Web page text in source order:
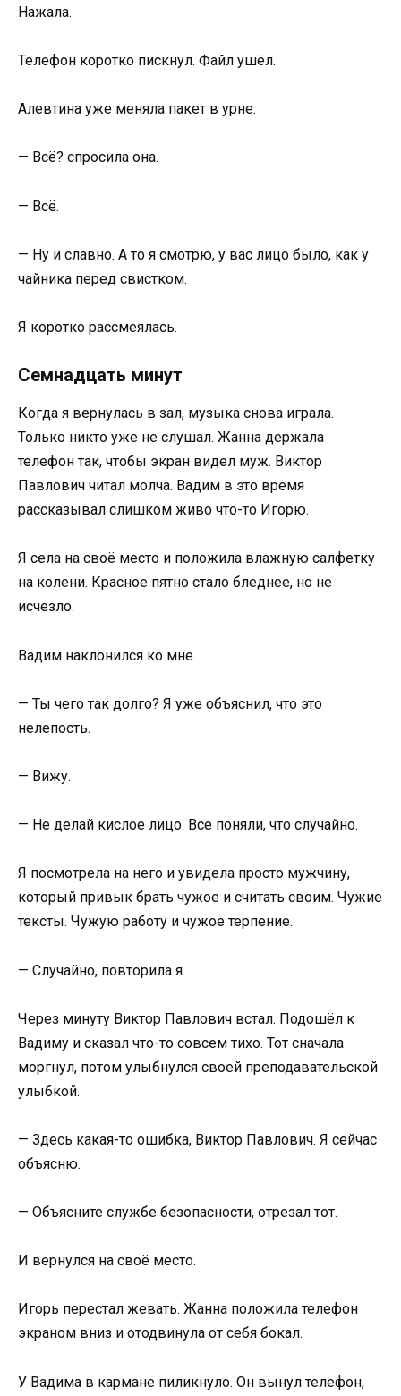
Нажала.
Телефон коротко пискнул. Файл ушёл.
Алевтина уже меняла пакет в урне.
— Всё? спросила она.
— Всё.
— Ну и славно. А то я смотрю, у вас лицо было, как у
чайника перед свистком.
Я коротко рассмеялась.
Семнадцать минут
Когда я вернулась в зал, музыка снова играла.
Только никто уже не слушал. Жанна держала
телефон так, чтобы экран видел муж. Виктор
Павлович читал молча. Вадим в это время
рассказывал слишком живо что-то Игорю.
Я села на своё место и положила влажную салфетку
на колени. Красное пятно стало бледнее, но не
исчезло.
Вадим наклонился ко мне.
— Ты чего так долго? Я уже объяснил, что это
нелепость.
— Вижу.
— Не делай кислое лицо. Все поняли, что случайно.
Я посмотрела на него и увидела просто мужчину,
который привык брать чужое и считать своим. Чужие
тексты. Чужую работу и чужое терпение.
— Случайно, повторила я.
Через минуту Виктор Павлович встал. Подошёл к
Вадиму и сказал что-то совсем тихо. Тот сначала
моргнул, потом улыбнулся своей преподавательской
улыбкой.
— Здесь какая-то ошибка, Виктор Павлович. Я сейчас
объясню.
— Объясните службе безопасности, отрезал тот.
И вернулся на своё место.
Игорь перестал жевать. Жанна положила телефон
экраном вниз и отодвинула от себя бокал.
У Вадима в кармане пиликнуло. Он вынул телефон,